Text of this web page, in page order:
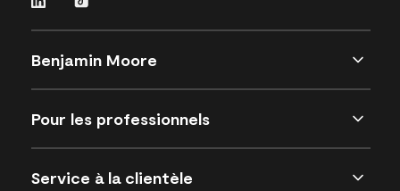
Benjamin Moore
Pour les professionnels
Service à la clientèle